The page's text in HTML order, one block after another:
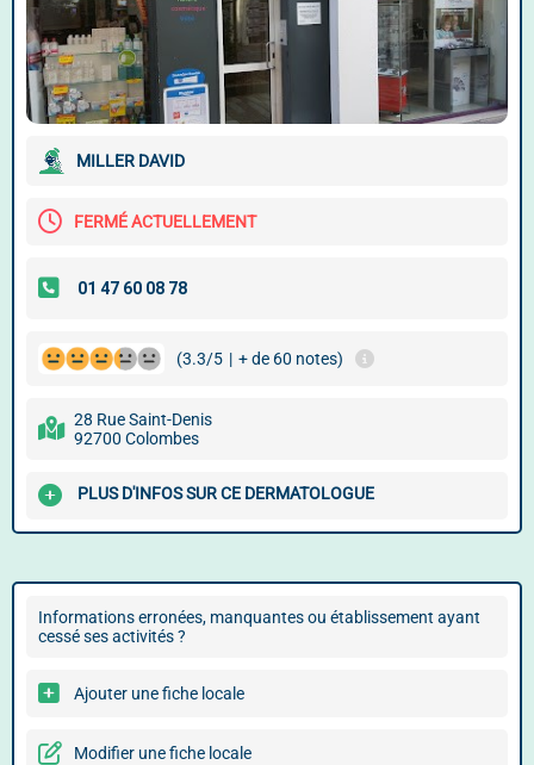
MILLER DAVID
FERMÉ ACTUELLEMENT
(3.3/5 | + de 60 notes)
28 Rue Saint-Denis
92700 Colombes
PLUS D'INFOS SUR CE DERMATOLOGUE
Informations erronées, manquantes ou établissement ayant
cessé ses activités ?
Ajouter une fiche locale
Modifier une fiche locale